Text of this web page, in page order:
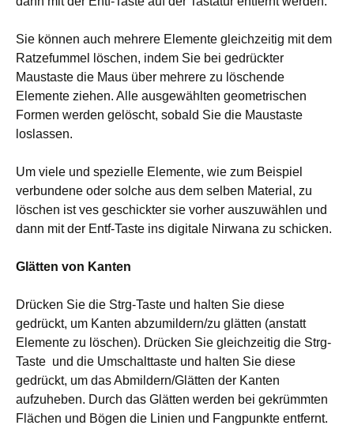
Sie können auch mehrere Elemente gleichzeitig mit dem
Ratzefummel löschen, indem Sie bei gedrückter
Maustaste die Maus über mehrere zu löschende
Elemente ziehen. Alle ausgewählten geometrischen
Formen werden gelöscht, sobald Sie die Maustaste
loslassen.
Um viele und spezielle Elemente, wie zum Beispiel
verbundene oder solche aus dem selben Material, zu
löschen ist ves geschickter sie vorher auszuwählen und
dann mit der Entf-Taste ins digitale Nirwana zu schicken.
Glätten von Kanten
Drücken Sie die Strg-Taste und halten Sie diese
gedrückt, um Kanten abzumildern/zu glätten (anstatt
Elemente zu löschen). Drücken Sie gleichzeitig die Strg-
Taste und die Umschalttaste und halten Sie diese
gedrückt, um das Abmildern/Glätten der Kanten
aufzuheben. Durch das Glätten werden bei gekrümmten
Flächen und Bögen die Linien und Fangpunkte entfernt.